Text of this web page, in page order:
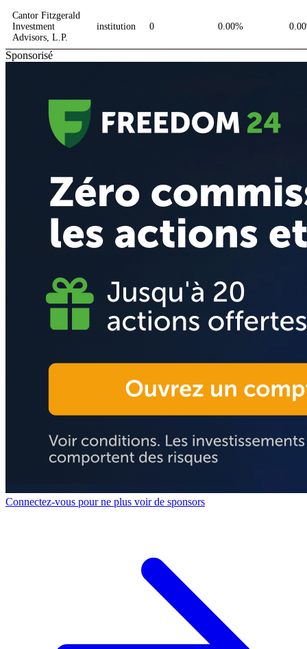
Cantor Fitzgerald
Investment
Advisors, L.P.
institution 0 0.00%
Sponsorisé
Connectez-vous pour ne plus voir de sponsors